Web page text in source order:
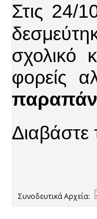
Στις 24/
σχολικό
φορείς
Συνοδευτικά Αρχεία: